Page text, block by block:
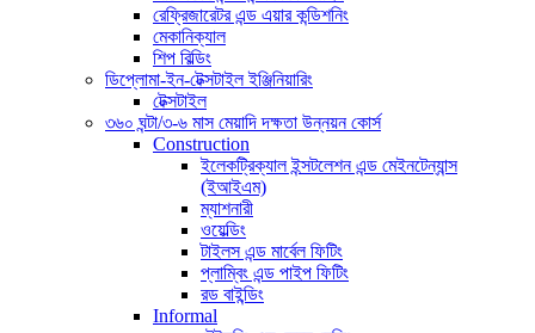
রেফ্রিজারেটর এন্ড এয়ার কন্ডিশনিং
মেকানিক্যাল
শিপ বিল্ডিং
ডিপ্লোমা-ইন-টেক্সটাইল ইঞ্জিনিয়ারিং
টেক্সটাইল
৩৬০ ঘন্টা/৩-৬ মাস মেয়াদি দক্ষতা উন্নয়ন কোর্স
Construction
ইলেকট্রিক্যাল ইন্সটলেশন এন্ড মেইনটেন্যান্স
(ইআইএম)
ম্যাশনারী
ওয়েল্ডিং
টাইলস এন্ড মার্বেল ফিটিং
প্লাম্বিং এন্ড পাইপ ফিটিং
রড বাইন্ডিং
Informal